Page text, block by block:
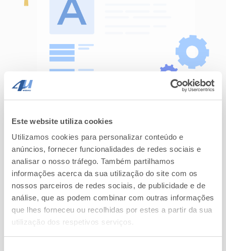
Este website utiliza cookies
Utilizamos cookies para personalizar conteúdo e
anúncios, fornecer funcionalidades de redes sociais e
analisar o nosso tráfego. Também partilhamos
informações acerca da sua utilização do site com os
nossos parceiros de redes sociais, de publicidade e de
análise, que as podem combinar com outras informações
que lhes forneceu ou recolhidas por estes a partir da sua
utilização dos respetivos serviços.
Formação à medida